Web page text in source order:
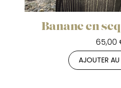
Banane en
65,00
AJOUTER AU